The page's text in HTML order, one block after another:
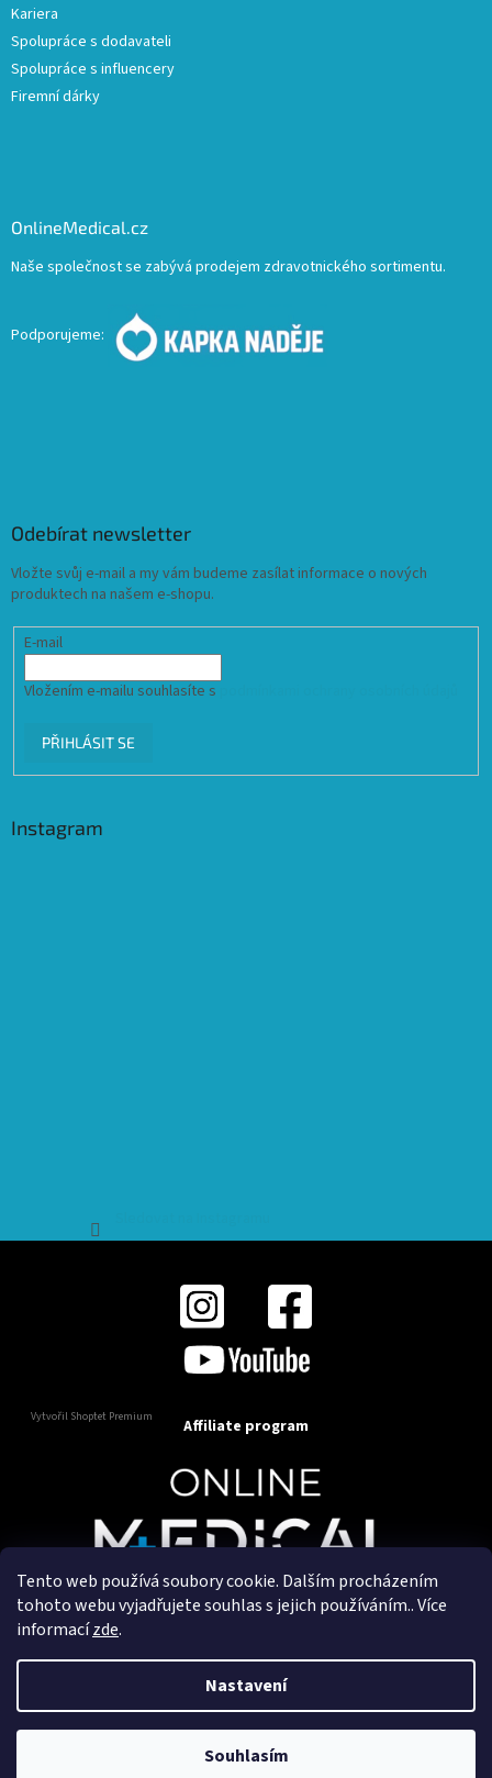
Tento web používá soubory cookie. Dalším procházením
tohoto webu vyjadřujete souhlas s jejich používáním.. Více
informacízde.
Nastavení
Souhlasím
Kariera
Spolupráce s dodavateli
Spolupráce s influencery
Firemní dárky
OnlineMedical.cz
Naše společnost se zabývá prodejem zdravotnického sortimentu.
Podporujeme:
Odebírat newsletter
Vložte svůj e-mail a my vám budeme zasílat informace o nových
produktech na našem e-shopu.
E-mail
Vložením e-mailu souhlasíte s
PŘIHLÁSIT SE
Instagram
Vytvořil Shoptet Premium Affiliate program
Copyright 2025OnlineMedical.cz. Všechna práva
Vytvořil a marketingově zajišťuje